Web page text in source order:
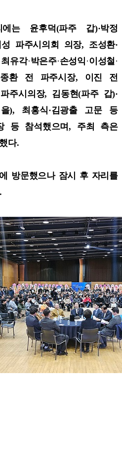
는 윤후덕(파주 갑)·박정
파주시의회 의장, 조성환·
유각· 박은주·손성익 ·이성철 ·
환 전 파주시장, 이진 전
주시의장, 김동현(파주 갑)·
), 최홍식·김광출 고문 등
등 참석했으며, 주최 측은
다.
방문했으나 잠시 후 자리를